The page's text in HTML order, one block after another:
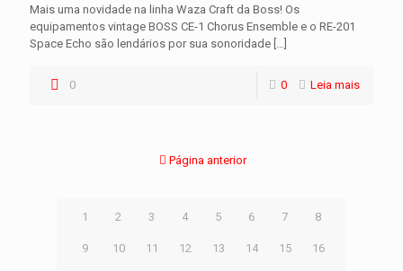
Mais uma novidade na linha Waza Craft da Boss! Os
equipamentos vintage BOSS CE-1 Chorus Ensemble e o RE-201
Space Echo são lendários por sua sonoridade
0 0 Leia mais
Página anterior
1 2 3 4 5 6 7 8
9 10 11 12 13 14 15 16